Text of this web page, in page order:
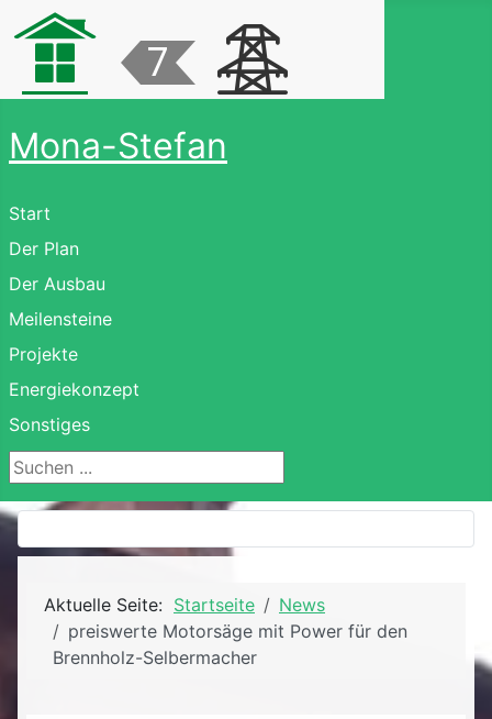
Mona-Stefan
Start
Der Plan
Der Ausbau
Meilensteine
Projekte
Energiekonzept
Sonstiges
Suchen ...
Aktuelle Seite: Startseite
News
preiswerte Motorsäge mit Power für den
Brennholz-Selbermacher